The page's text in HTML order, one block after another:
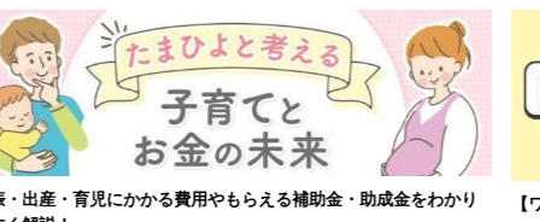
【ワクチン接種できるものも】妊婦の感染症対策、知っておいて！